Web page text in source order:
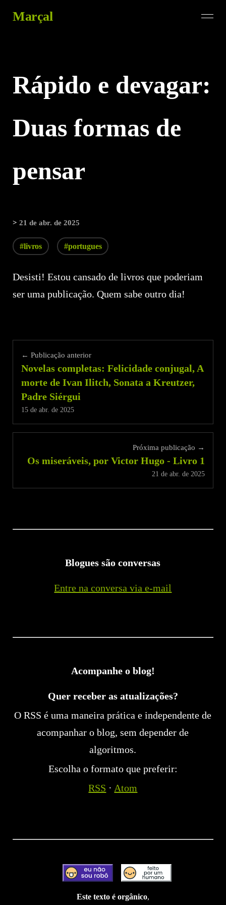
Marçal
Rápido e devagar:
Duas formas de
pensar
>21 de abr. de 2025
#livros #portugues
Desisti! Estou cansado de livros que poderiam
ser uma publicação. Quem sabe outro dia!
← Publicação anterior
Novelas completas: Felicidade conjugal, A
morte de Ivan Ilitch, Sonata a Kreutzer,
Padre Siérgui
15 de abr. de 2025
Próxima publicação →
Os miseráveis, por Victor Hugo - Livro 1
21 de abr. de 2025
Blogues são conversas
Entre na conversa via e-mail
Acompanhe o blog!
Quer receber as atualizações?
O RSS é uma maneira prática e independente de
acompanhar o blog, sem depender de
algoritmos.
Escolha o formato que preferir:
RSS · Atom
Este texto é orgânico,